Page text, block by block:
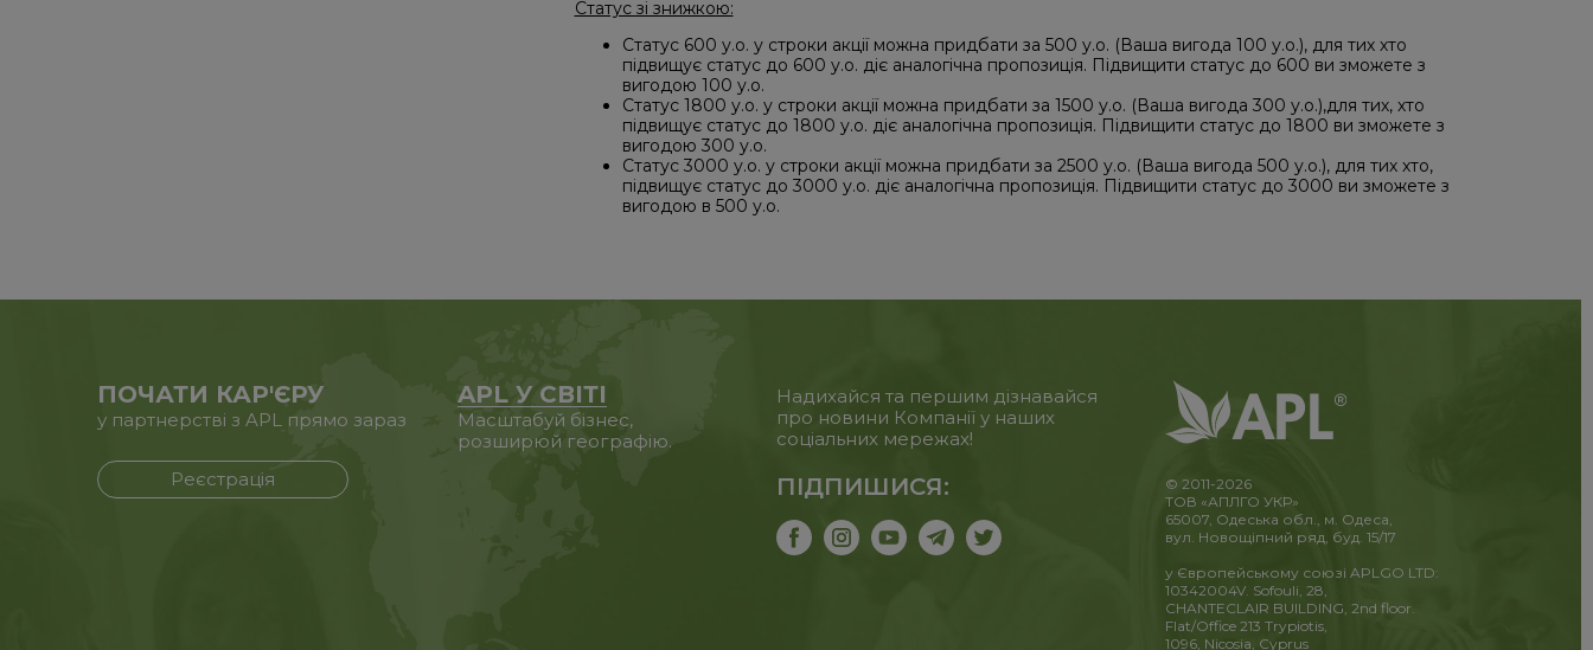
Статус зі знижкою:
Статус 600 у.о. у строки акції можна придбати за 500 у.о. (Ваша вигода 100 у.о.), для тих хто
підвищує статус до 600 у.о. діє аналогічна пропозиція. Підвищити статус до 600 ви зможете з
вигодою 100 у.о.
Статус 1800 у.о. у строки акції можна придбати за 1500 у.о. (Ваша вигода 300 у.о.),для тих, хто
підвищує статус до 1800 у.о. діє аналогічна пропозиція. Підвищити статус до 1800 ви зможете з
вигодою 300 у.о.
Статус 3000 у.о. у строки акції можна придбати за 2500 у.о. (Ваша вигода 500 у.о.), для тих хто,
підвищує статус до 3000 у.о. діє аналогічна пропозиція. Підвищити статус до 3000 ви зможете з
вигодою в 500 у.о.
ПОЧАТИ КАР'ЄРУ
у партнерстві з APL прямо зараз
Реєстрація
APL У СВІТІ
Масштабуй бізнес,
розширюй географію.
Надихайся та першим дізнавайся
про новини Компанії у наших
соціальних мережах!
ПІДПИШИСЯ:
© 2011-2026
ТОВ «АПЛГО УКР»
65007, Одеська обл., м. Одеса,
вул. Новощіпний ряд, буд. 15/17
у Європейському союзі APLGO LTD:
10342004V. Sofouli, 28,
CHANTECLAIR BUILDING, 2nd floor.
Flat/Office 213 Trypiotis,
1096, Nicosia, Cyprus